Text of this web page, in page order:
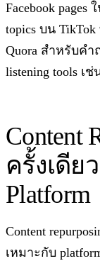
Facebook
topics บน
Quora สำหรับค
listening tools เ
Content
ครั้งเดีย
Platform
Content
เหมาะกับ